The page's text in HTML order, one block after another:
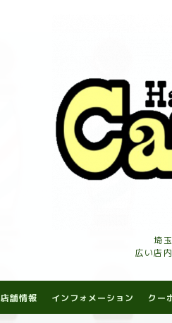
埼
広い店
店舗情報 インフォメーション クー